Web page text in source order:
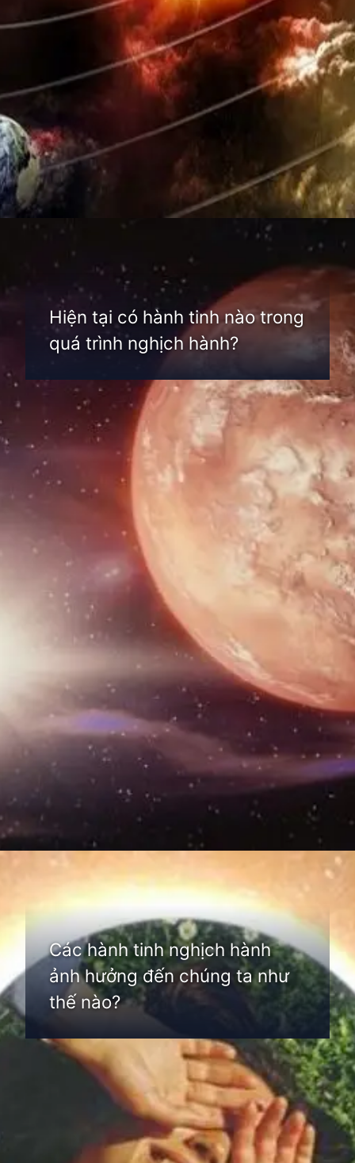
Hiện tại có hành tinh nào trong
quá trình nghịch hành?
Các hành tinh nghịch hành
ảnh hưởng đến chúng ta như
thế nào?